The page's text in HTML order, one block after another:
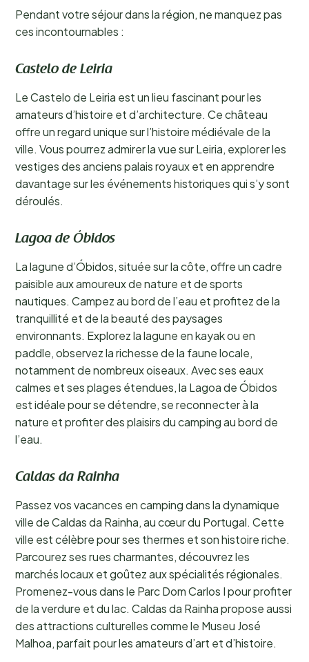
Pendant votre séjour dans la région, ne manquez pas
ces incontournables :
Castelo de Leiria
Le Castelo de Leiria est un lieu fascinant pour les
amateurs d’histoire et d’architecture. Ce château
offre un regard unique sur l’histoire médiévale de la
ville. Vous pourrez admirer la vue sur Leiria, explorer les
vestiges des anciens palais royaux et en apprendre
davantage sur les événements historiques qui s’y sont
déroulés.
Lagoa de Óbidos
La lagune d’Óbidos, située sur la côte, offre un cadre
paisible aux amoureux de nature et de sports
nautiques. Campez au bord de l’eau et profitez de la
tranquillité et de la beauté des paysages
environnants. Explorez la lagune en kayak ou en
paddle, observez la richesse de la faune locale,
notamment de nombreux oiseaux. Avec ses eaux
calmes et ses plages étendues, la Lagoa de Óbidos
est idéale pour se détendre, se reconnecter à la
nature et profiter des plaisirs du camping au bord de
l’eau.
Caldas da Rainha
Passez vos vacances en camping dans la dynamique
ville de Caldas da Rainha, au cœur du Portugal. Cette
ville est célèbre pour ses thermes et son histoire riche.
Parcourez ses rues charmantes, découvrez les
marchés locaux et goûtez aux spécialités régionales.
Promenez-vous dans le Parc Dom Carlos I pour profiter
de la verdure et du lac. Caldas da Rainha propose aussi
des attractions culturelles comme le Museu José
Malhoa, parfait pour les amateurs d’art et d’histoire.